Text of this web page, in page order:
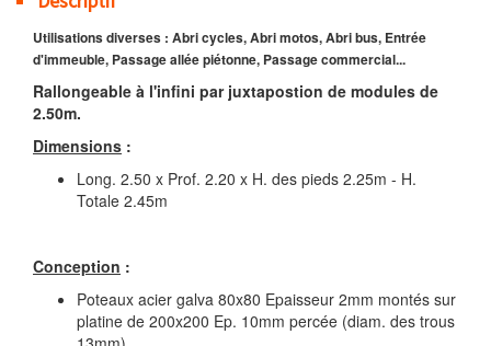
Utilisations diverses : Abri cycles, Abri motos, Abri bus, Entrée
d'immeuble, Passage allée piétonne, Passage commercial...
Rallongeable à l'infini par juxtapostion de modules de
2.50m.
Dimensions :
Long. 2.50 x Prof. 2.20 x H. des pieds 2.25m - H.
Totale 2.45m
Conception :
Poteaux acier galva 80x80 Epaisseur 2mm montés sur
platine de 200x200 Ep. 10mm percée (diam. des trous